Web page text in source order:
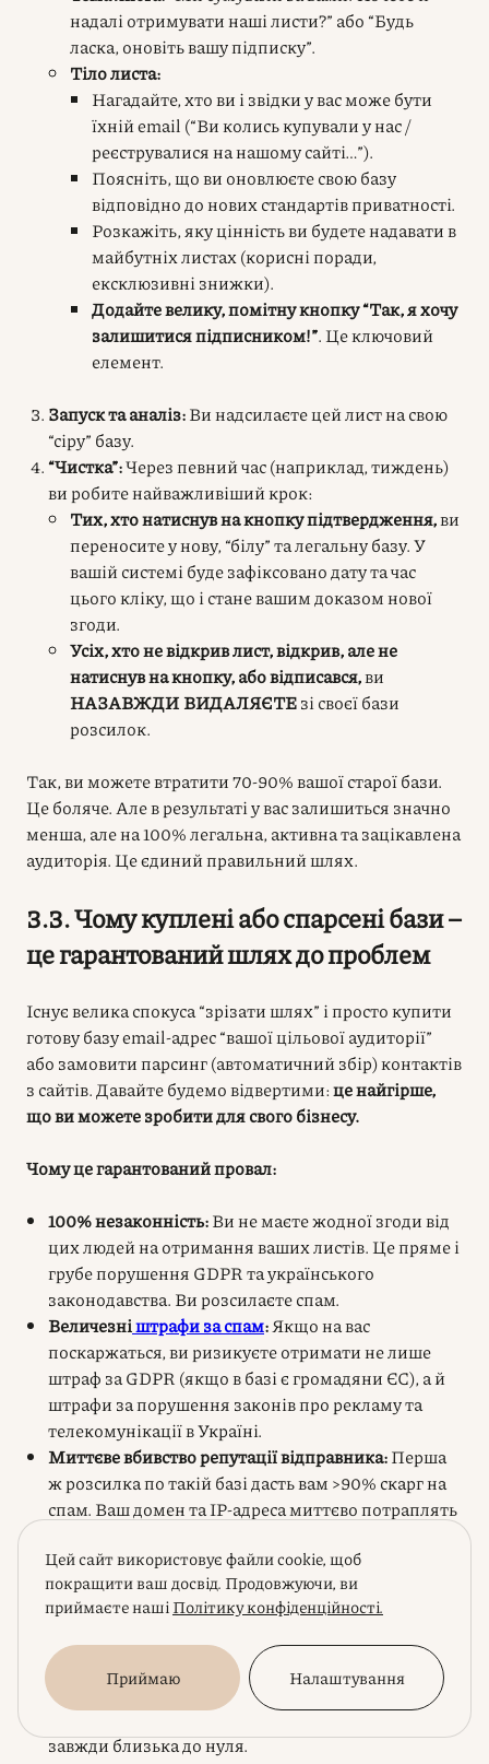
надалі отримувати наші листи?” або “Будь
ласка, оновіть вашу підписку”.
Тіло листа:
Нагадайте, хто ви і звідки у вас може бути
їхній email (“Ви колись купували у нас /
реєструвалися на нашому сайті…”).
Поясніть, що ви оновлюєте свою базу
відповідно до нових стандартів приватності.
Розкажіть, яку цінність ви будете надавати в
майбутніх листах (корисні поради,
ексклюзивні знижки).
Додайте велику, помітну кнопку “Так, я хочу
залишитися підписником!”. Це ключовий
елемент.
Запуск та аналіз:Ви надсилаєте цей лист на свою
“сіру” базу.
“Чистка”:Через певний час (наприклад, тиждень)
ви робите найважливіший крок:
Тих, хто натиснув на кнопку підтвердження,ви
переносите у нову, “білу” та легальну базу. У
вашій системі буде зафіксовано дату та час
цього кліку, що і стане вашим доказом нової
згоди.
Усіх, хто не відкрив лист, відкрив, але не
натиснув на кнопку, або відписався,ви
НАЗАВЖДИ ВИДАЛЯЄТЕзі своєї бази
розсилок.
Так, ви можете втратити 70-90% вашої старої бази.
Це боляче. Але в результаті у вас залишиться значно
менша, але на 100% легальна, активна та зацікавлена
аудиторія. Це єдиний правильний шлях.
3.3. Чому куплені або спарсені бази –
це гарантований шлях до проблем
Існує велика спокуса “зрізати шлях” і просто купити
готову базу email-адрес “вашої цільової аудиторії”
або замовити парсинг (автоматичний збір) контактів
з сайтів. Давайте будемо відвертими:це найгірше,
що ви можете зробити для свого бізнесу.
Чому це гарантований провал:
100% незаконність:Ви не маєте жодної згоди від
цих людей на отримання ваших листів. Це пряме і
грубе порушення GDPR та українського
законодавства. Ви розсилаєте спам.
Величезніштрафи за спам:Якщо на вас
поскаржаться, ви ризикуєте отримати не лише
штраф за GDPR (якщо в базі є громадяни ЄС), а й
штрафи за порушення законів про рекламу та
телекомунікації в Україні.
Миттєве вбивство репутації відправника:Перша
ж розсилка по такій базі дасть вам >90% скарг на
спам. Ваш домен та IP-адреса миттєво потраплять
навіть ваші легальні листи (транзакційні,
клієнтські) не будуть доходити до адресатів.
Відновити репутацію після такого майже
неможливо.
Нульова ефективність:Люди з куплених баз не
знають вас, не чекають на ваші листи і не є вашою
цільовою аудиторією. Конверсія з таких розсилок
завжди близька до нуля.
Цей сайт використовує файли cookie, щоб
покращити ваш досвід. Продовжуючи, ви
приймаєте нашіПолітику конфіденційності.
Приймаю Налаштування